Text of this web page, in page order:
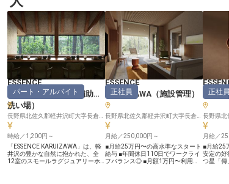
メリハリは抜群です。 【難しい作
法より、あなたらしい対応を歓迎】
私たちが目指すのは、堅苦しいマニ
ュアルにとらわれない、温かいおも
てなし。お互い助け合うチーム体制
なので、未経験でも安心して飛び込
んでください。PC入力ができれば
予約システムもすぐに覚えられま
す。 【働く環境のポイント】 ・チ
ェックイン対応から宿泊プラン企画
まで、幅広い経験が積めます ・社
会保険完備、資格取得支援、定年後
再雇用あり ・5年目で主任が一つの
目安。会社の中心メンバーへの道も
絶景と温泉に囲まれた場所で、心も
懐も豊かな生活を始めませんか。
宴会場での飲食提供、バーテンダ
ー、ソムリエとしての専門性も磨け
る環境です。 お客様一人ひとりの
笑顔のために、あなたの経験とホス
ピタリティを存分に発揮してくださ
実のサポート体制】 経験者の方を
歓迎し、即戦力としてご活躍いただ
ける環境です。 社宅借上制度があ
り、新しい土地での生活も安心して
スタートできます。 年間休日110日
とプライベートも大切にしながら、
月給211,000円からの安定した収入
を得られます。 昇給・賞与はもち
ろん、時間外手当全額支給や家族手
当など、充実した福利厚生であなた
の生活を支えます。 幅広い業務を
通じて、おもてなしのプロとして更
なるキャリアアップを目指せる職場
です。 ※2026年02月06日時点の情
報です
客様の笑
ける充
環境で
げ社宅を
ズにスタ
間休日
得支援
ながら、
いていけ
月09日時
ESSENCE
KARUIZAWA（ 調理補助・
洗い場）
パート・アルバイト
時給／1,200円～
「ESSENCE KARUIZAWA」は、軽
井沢の豊かな自然に抱かれた、全
12室のスモールラグジュアリーホ
ESSENCE
KARUIZAWA （施設管理）
正社員
月給／250,000円～
■月給25万円〜の高水準なスタート
給与 ■年間休日110日でワークライ
フバランス◎ ■月額1万円〜利用可
正社員
月給／
■月給25
安定の好
つ星「傳